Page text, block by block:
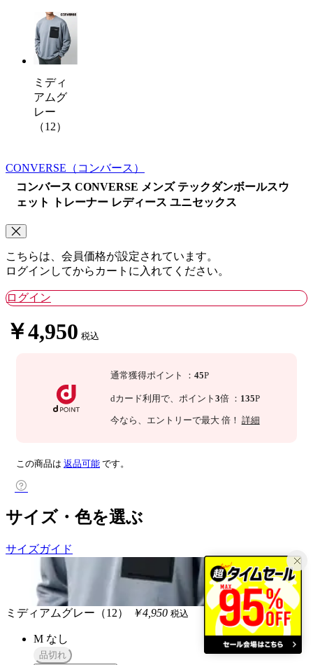
ミディ
アムグ
レー
（12）
CONVERSE （コンバース）
コンバース CONVERSE メンズ テックダンボールスウ
ェット トレーナー レディース ユニセックス
こちらは、会員価格が設定されています。
ログインしてからカートに入れてください。
ログイン
￥4,950 税込
通常獲得ポイント ： 45P
dカード利用で、 ポイント 3倍 ： 135P
今なら 、エントリーで最大 倍！ 詳細
この商品は 返品可能 です。
サイズ・色を選ぶ
サイズガイド
ミディアムグレー（12） ￥4,950 税込
M なし
品切れ